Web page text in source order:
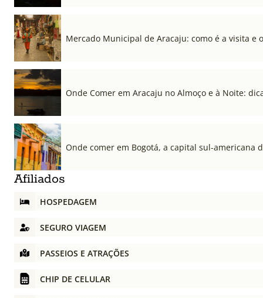
Mercado Municipal de Aracaju: como é a visita e
Onde Comer em Aracaju no Almoço e à Noite:
Onde comer em Bogotá, a capital sul-americana
Afiliados
HOSPEDAGEM
SEGURO VIAGEM
PASSEIOS E ATRAÇÕES
CHIP DE CELULAR